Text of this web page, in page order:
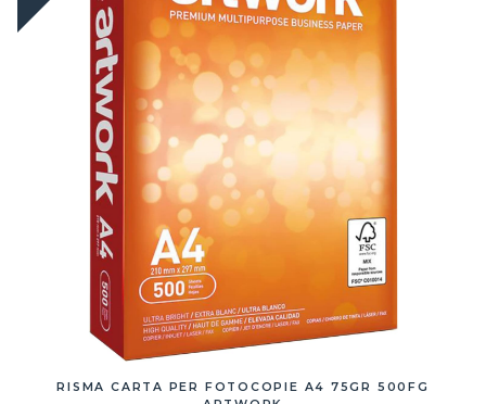
RISMA CARTA PER FOTOCOPIE A4 75GR 500FG